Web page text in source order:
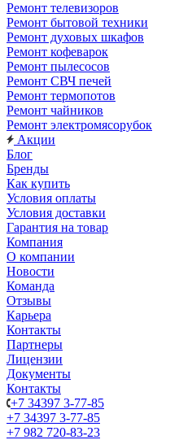
Ремонт телевизоров
Ремонт бытовой техники
Ремонт духовых шкафов
Ремонт кофеварок
Ремонт пылесосов
Ремонт СВЧ печей
Ремонт термопотов
Ремонт чайников
Ремонт электромясорубок
Акции
Блог
Бренды
Как купить
Условия оплаты
Условия доставки
Гарантия на товар
Компания
О компании
Новости
Команда
Отзывы
Карьера
Контакты
Партнеры
Лицензии
Документы
Контакты
+7 34397 3-77-85
+7 34397 3-77-85
+7 982 720-83-23